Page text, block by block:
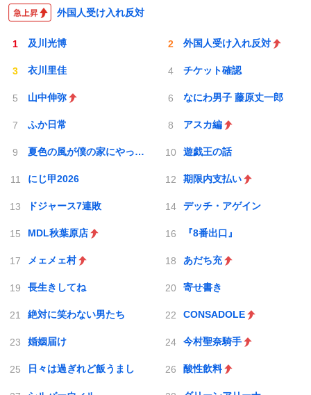
外国人受け入れ反対
及川光博 外国人受け入れ反対
衣川里佳 チケット確認
山中伸弥 なにわ男子 藤原丈一郎
ふか日常 アスカ編
夏色の風が僕の家にやってきた 遊戯王の話
にじ甲2026 期限内支払い
ドジャース7連敗 デッチ・アゲイン
MDL秋葉原店 『8番出口』
メェメェ村 あだち充
長生きしてね 寄せ書き
絶対に笑わない男たち CONSADOLE
婚姻届け 今村聖奈騎手
日々は過ぎれど飯うまし 酸性飲料